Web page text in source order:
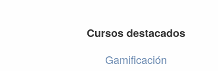
Cursos destacados
Gamificación